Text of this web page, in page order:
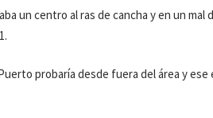
un centro al ras de cancha y en un mal
probaría desde fuera del área y ese